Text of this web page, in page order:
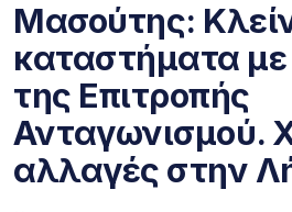
Μασούτης:
καταστήματα με
της Επιτροπής
Ανταγωνισμού.
αλλαγές στην